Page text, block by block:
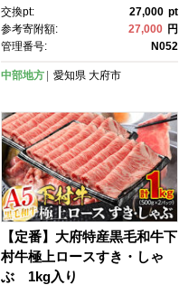
交換pt: 27,000 pt
参考寄附額:
27,000 円
管理番号:
N052
中部地方 愛知県 大府市
【定番】大府特産黒毛和牛下
村牛極上ロースすき・しゃ
ぶ 1kg入り